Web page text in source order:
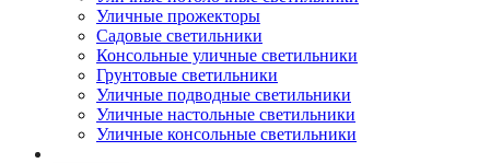
Уличные прожекторы
Садовые светильники
Консольные уличные светильники
Грунтовые светильники
Уличные подводные светильники
Уличные настольные светильники
Уличные консольные светильники